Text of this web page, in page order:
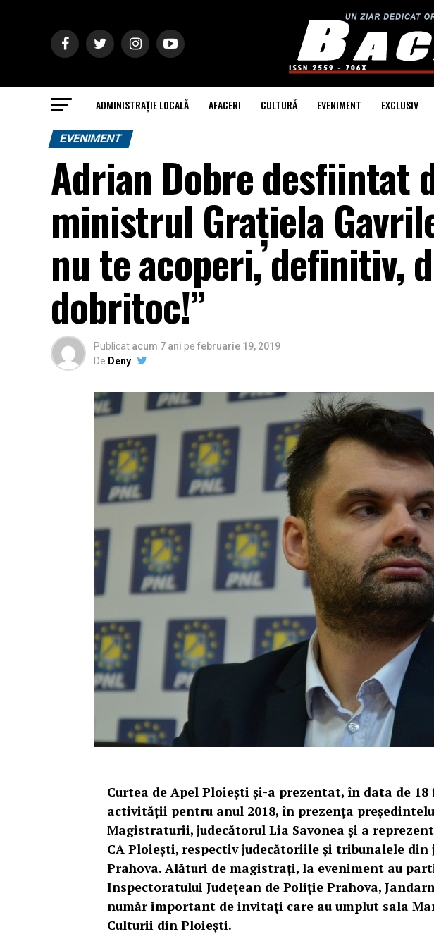
ADMINISTRAȚIE LOCALĂ AFACERI CULTURĂ EVENIMENT EXCLUSIV
EVENIMENT
Adrian Dobre desfiintat
ministrul Grațiela
nu te acoperi, definitiv,
dobritoc!”
Publicat acum 7 ani pe februarie 19, 2019
De Deny
Curtea de Apel Ploiești și-a prezentat, în data de
activității pentru anul 2018, în prezența
Magistraturii, judecătorul Lia Savonea și a
CA Ploiești, respectiv judecătoriile și tribunalele din
Prahova. Alături de magistrați, la eveniment au
Inspectoratului Județean de Poliție Prahova,
număr important de invitați care au umplut sala
Culturii din Ploiești.